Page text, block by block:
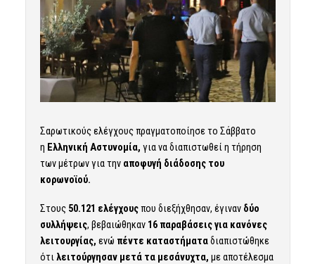
Σαρωτικούς ελέγχους πραγματοποίησε το Σάββατο
η Ελληνική Αστυνομία, για να διαπιστωθεί η τήρηση
των μέτρων για τηναποφυγή διάδοσης του
κορωνοϊού.
Στους 50.121 ελέγχουςπου διεξήχθησαν, έγινανδύο
συλλήψεις, βεβαιώθηκαν16 παραβάσεις για κανόνες
λειτουργίας, ενώ πέντε καταστήματαδιαπιστώθηκε
ότι λειτούργησαν μετά τα μεσάνυχτα, με αποτέλεσμα